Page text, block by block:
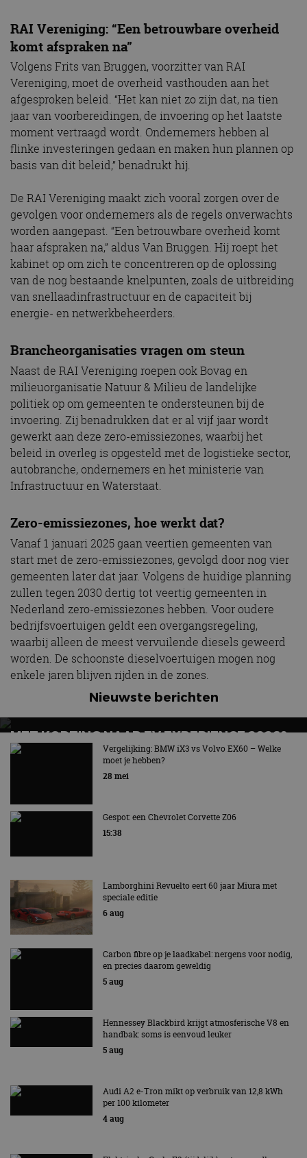
RAI Vereniging: “Een betrouwbare overheid
komt afspraken na”
Volgens Frits van Bruggen, voorzitter van RAI
Vereniging, moet de overheid vasthouden aan het
afgesproken beleid. “Het kan niet zo zijn dat, na tien
jaar van voorbereidingen, de invoering op het laatste
moment vertraagd wordt. Ondernemers hebben al
flinke investeringen gedaan en maken hun plannen op
basis van dit beleid,” benadrukt hij.
De RAI Vereniging maakt zich vooral zorgen over de
gevolgen voor ondernemers als de regels onverwachts
worden aangepast. “Een betrouwbare overheid komt
haar afspraken na,” aldus Van Bruggen. Hij roept het
kabinet op om zich te concentreren op de oplossing
van de nog bestaande knelpunten, zoals de uitbreiding
van snellaadinfrastructuur en de capaciteit bij
energie- en netwerkbeheerders.
Brancheorganisaties vragen om steun
Naast de RAI Vereniging roepen ook Bovag en
milieuorganisatie Natuur & Milieu de landelijke
politiek op om gemeenten te ondersteunen bij de
invoering. Zij benadrukken dat er al vijf jaar wordt
gewerkt aan deze zero-emissiezones, waarbij het
beleid in overleg is opgesteld met de logistieke sector,
autobranche, ondernemers en het ministerie van
Infrastructuur en Waterstaat.
Zero-emissiezones, hoe werkt dat?
Vanaf 1 januari 2025 gaan veertien gemeenten van
start met de zero-emissiezones, gevolgd door nog vier
gemeenten later dat jaar. Volgens de huidige planning
zullen tegen 2030 dertig tot veertig gemeenten in
Nederland zero-emissiezones hebben. Voor oudere
bedrijfsvoertuigen geldt een overgangsregeling,
waarbij alleen de meest vervuilende diesels geweerd
worden. De schoonste dieselvoertuigen mogen nog
enkele jaren blijven rijden in de zones.
Nieuwste berichten
MET KORTING NAAR EV EXPERIENCE 2026?
AUTORAI REGELT HET!
EV Experience 2026 van 24 tot 26 september
Vergelijking: BMW iX3 vs Volvo EX60 – Welke
moet je hebben?
28 mei
Gespot: een Chevrolet Corvette Z06
15:38
Lamborghini Revuelto eert 60 jaar Miura met
speciale editie
6 aug
Carbon fibre op je laadkabel: nergens voor nodig,
en precies daarom geweldig
5 aug
Hennessey Blackbird krijgt atmosferische V8 en
handbak: soms is eenvoud leuker
5 aug
Audi A2 e-Tron mikt op verbruik van 12,8 kWh
per 100 kilometer
4 aug